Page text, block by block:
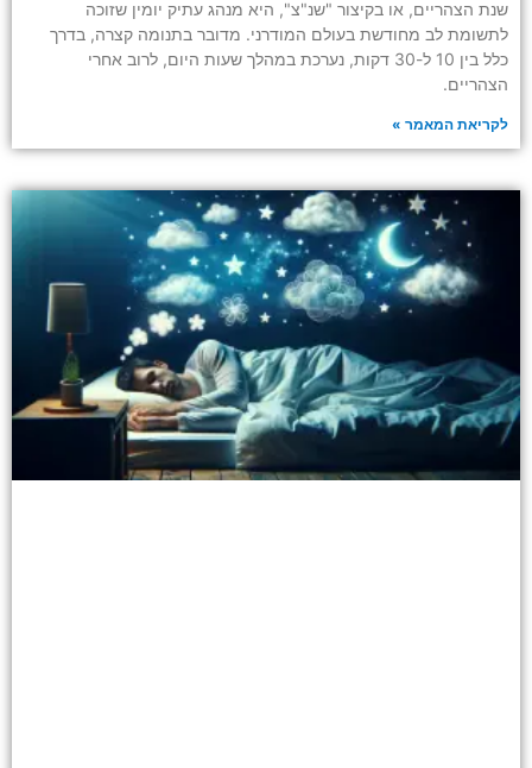
שנת הצהריים, או בקיצור "שנ"צ", היא מנהג עתיק יומין שזוכה
לתשומת לב מחודשת בעולם המודרני. מדובר בתנומה קצרה, בדרך
כלל בין 10 ל-30 דקות, נערכת במהלך שעות היום, לרוב אחרי
הצהריים.
לקריאת המאמר »